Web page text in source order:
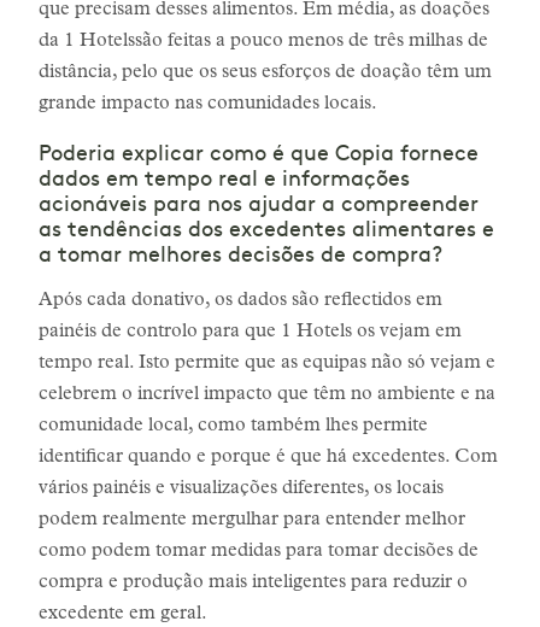
que precisam desses alimentos. Em média, as doações
da 1 Hotelssão feitas a pouco menos de três milhas de
distância, pelo que os seus esforços de doação têm um
grande impacto nas comunidades locais.
Poderia explicar como é que Copia fornece
dados em tempo real e informações
acionáveis para nos ajudar a compreender
as tendências dos excedentes alimentares e
a tomar melhores decisões de compra?
Após cada donativo, os dados são reflectidos em
painéis de controlo para que 1 Hotels os vejam em
tempo real. Isto permite que as equipas não só vejam e
celebrem o incrível impacto que têm no ambiente e na
comunidade local, como também lhes permite
identificar quando e porque é que há excedentes. Com
vários painéis e visualizações diferentes, os locais
podem realmente mergulhar para entender melhor
como podem tomar medidas para tomar decisões de
compra e produção mais inteligentes para reduzir o
excedente em geral.